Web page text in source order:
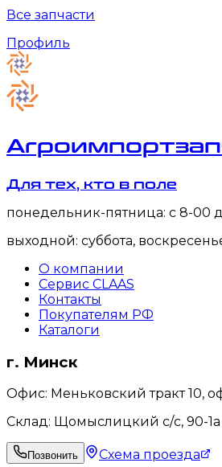
Все запчасти
Профиль
Для тех, кто в поле
понедельник-пятница: с 8-00
выходной: суббота,
О компании
Сервис CLAAS
Контакты
Покупателям РФ
Каталоги
г. Минск
Офис: Меньковский тракт 10,
Склад: Щомыслицкий с/с, 90-1а
Позвонить Схема проезда